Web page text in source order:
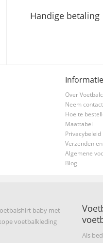
Handige betaling
Informatie
Over
Neem
Hoe te
Maattabel
Privacybeleid
Verzenden
Algemene
Blog
baby met
voetbalkleding
Als